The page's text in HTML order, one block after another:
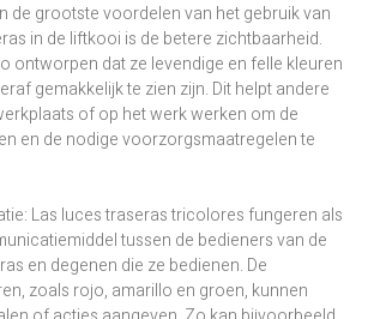
de grootste voordelen van het gebruik van
in de liftkooi is de betere zichtbaarheid.
ontworpen dat ze levendige en felle kleuren
gemakkelijk te zien zijn. Dit helpt andere
of op het werk werken om de
en de nodige voorzorgsmaatregelen te
Las luces traseras tricolores fungeren als
tussen de bedieners van de
en degenen die ze bedienen. De
zoals rojo, amarillo en groen, kunnen